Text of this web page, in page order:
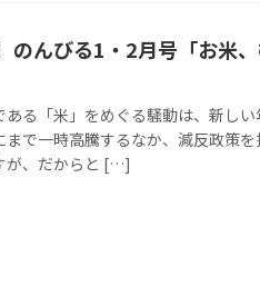
のんびる1・2月号「お米
ある「米」をめぐる騒動は、新し
まで一時高騰するなか、減反政策
が、だからと […]